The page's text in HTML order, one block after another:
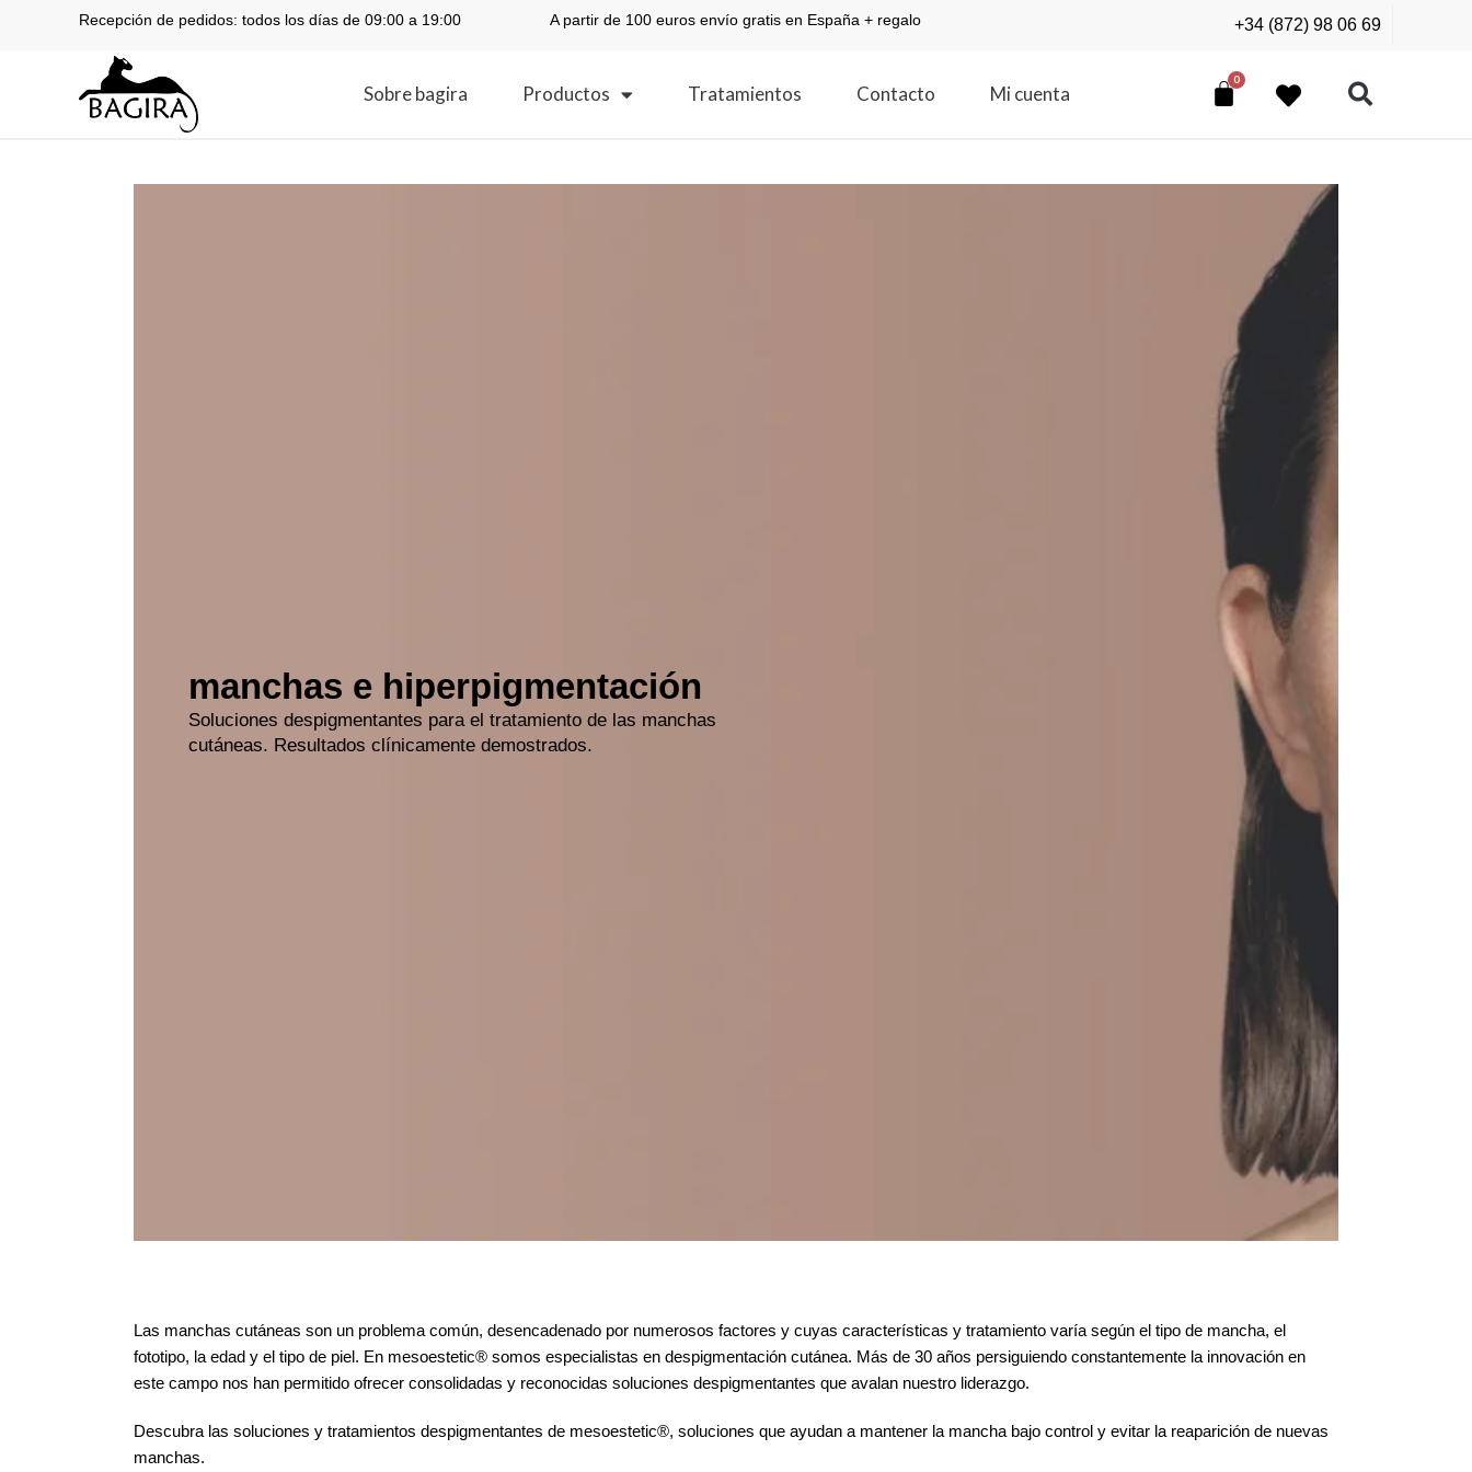
Recepción de pedidos: todos los días de 09:00 a 19:00 A partir de 100 euros envío gratis en España + regalo +34 (872) 98 06 69
Sobre bagira Productos Tratamientos Contacto Mi cuenta
manchas e hiperpigmentación
Soluciones despigmentantes para el tratamiento de las manchas
cutáneas. Resultados clínicamente demostrados.
Las manchas cutáneas son un problema común, desencadenado por numerosos factores y cuyas características y tratamiento varía según el tipo de mancha, el
fototipo, la edad y el tipo de piel. En mesoestetic® somos especialistas en despigmentación cutánea. Más de 30 años persiguiendo constantemente la innovación en
este campo nos han permitido ofrecer consolidadas y reconocidas soluciones despigmentantes que avalan nuestro liderazgo.
Descubra las soluciones y tratamientos despigmentantes de mesoestetic®, soluciones que ayudan a mantener la mancha bajo control y evitar la reaparición de nuevas
manchas.